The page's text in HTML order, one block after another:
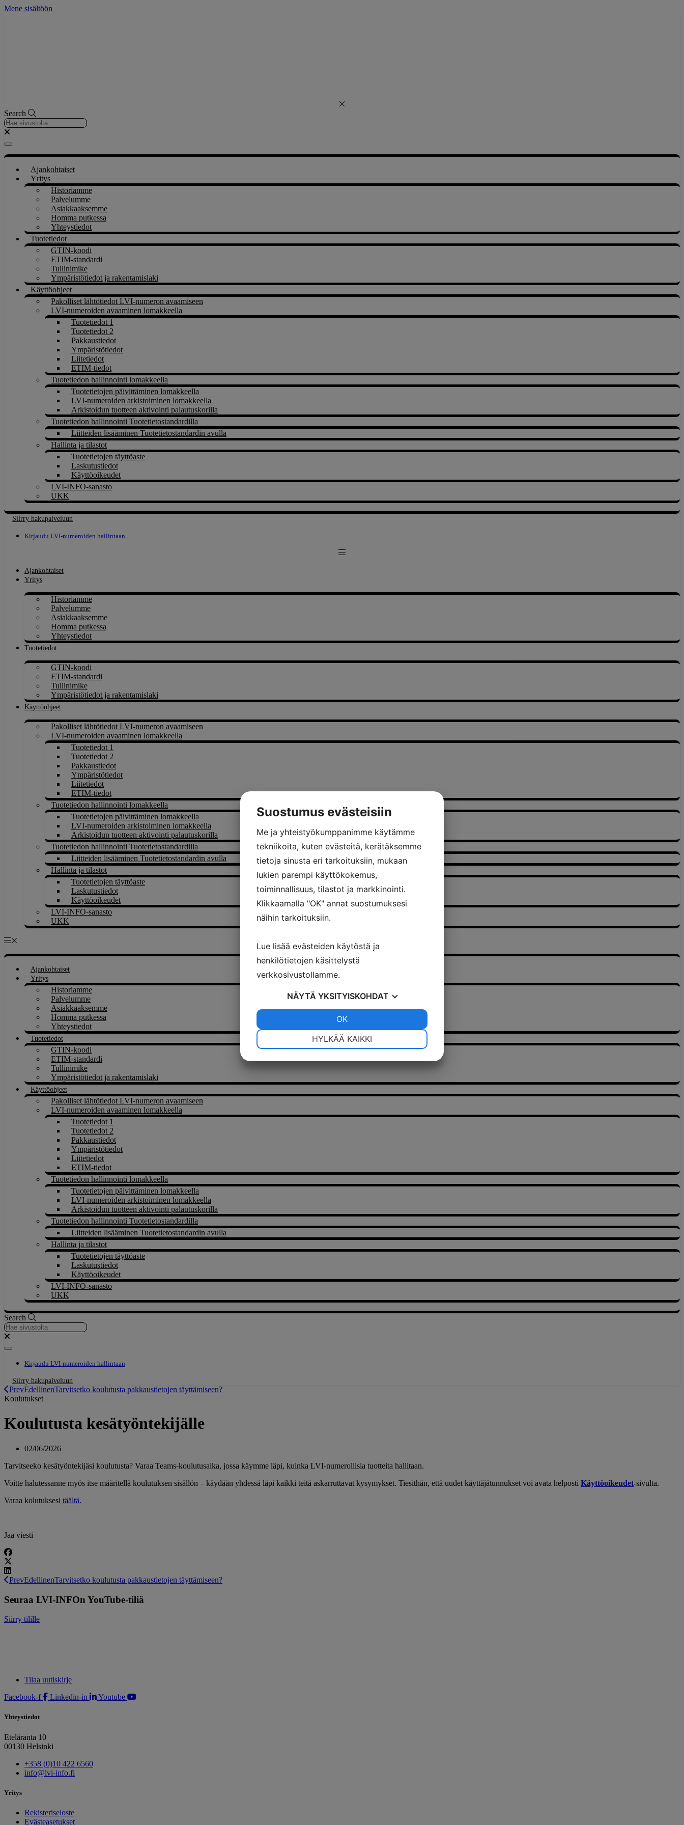
Mene sisältöön
Search
Ajankohtaiset
Yritys
Historiamme
Palvelumme
Asiakkaaksemme
Homma putkessa
Yhteystiedot
Tuotetiedot
GTIN-koodi
ETIM-standardi
Tullinimike
Ympäristötiedot ja rakentamislaki
Käyttöohjeet
Pakolliset lähtötiedot LVI-numeron avaamiseen
LVI-numeroiden avaaminen lomakkeella
Tuotetiedot 1
Tuotetiedot 2
Pakkaustiedot
Ympäristötiedot
Liitetiedot
ETIM-tiedot
Tuotetiedon hallinnointi lomakkeella
Tuotetietojen päivittäminen lomakkeella
LVI-numeroiden arkistoiminen lomakkeella
Arkistoidun tuotteen aktivointi palautuskorilla
Tuotetiedon hallinnointi Tuotetietostandardilla
Liitteiden lisääminen Tuotetietostandardin avulla
Hallinta ja tilastot
Tuotetietojen täyttöaste
Laskutustiedot
Käyttöoikeudet
LVI-INFO-sanasto
UKK
Siirry hakupalveluun
Kirjaudu LVI-numeroiden hallintaan
Ajankohtaiset
Yritys
Historiamme
Palvelumme
Asiakkaaksemme
Homma putkessa
Yhteystiedot
Tuotetiedot
GTIN-koodi
ETIM-standardi
Tullinimike
Ympäristötiedot ja rakentamislaki
Käyttöohjeet
Pakolliset lähtötiedot LVI-numeron avaamiseen
LVI-numeroiden avaaminen lomakkeella
Tuotetiedot 1
Tuotetiedot 2
Pakkaustiedot
Ympäristötiedot
Liitetiedot
ETIM-tiedot
Tuotetiedon hallinnointi lomakkeella
Tuotetietojen päivittäminen lomakkeella
LVI-numeroiden arkistoiminen lomakkeella
Arkistoidun tuotteen aktivointi palautuskorilla
Tuotetiedon hallinnointi Tuotetietostandardilla
Liitteiden lisääminen Tuotetietostandardin avulla
Hallinta ja tilastot
Tuotetietojen täyttöaste
Laskutustiedot
Käyttöoikeudet
LVI-INFO-sanasto
UKK
Ajankohtaiset
Yritys
Historiamme
Palvelumme
Asiakkaaksemme
Homma putkessa
Yhteystiedot
Tuotetiedot
GTIN-koodi
ETIM-standardi
Tullinimike
Ympäristötiedot ja rakentamislaki
Käyttöohjeet
Pakolliset lähtötiedot LVI-numeron avaamiseen
LVI-numeroiden avaaminen lomakkeella
Tuotetiedot 1
Tuotetiedot 2
Pakkaustiedot
Ympäristötiedot
Liitetiedot
ETIM-tiedot
Tuotetiedon hallinnointi lomakkeella
Tuotetietojen päivittäminen lomakkeella
LVI-numeroiden arkistoiminen lomakkeella
Arkistoidun tuotteen aktivointi palautuskorilla
Tuotetiedon hallinnointi Tuotetietostandardilla
Liitteiden lisääminen Tuotetietostandardin avulla
Hallinta ja tilastot
Tuotetietojen täyttöaste
Laskutustiedot
Käyttöoikeudet
LVI-INFO-sanasto
UKK
Search
Kirjaudu LVI-numeroiden hallintaan
Siirry hakupalveluun
PrevEdellinenTarvitsetko koulutusta pakkaustietojen täyttämiseen?
Koulutukset
Koulutusta kesätyöntekijälle
02/06/2026
Tarvitseeko kesätyöntekijäsi koulutusta? Varaa Teams-koulutusaika, jossa käymme läpi, kuinka LVI-numerollisia tuotteita hallitaan.
Voitte halutessanne myös itse määritellä koulutuksen sisällön – käydään yhdessä läpi kaikki teitä askarruttavat kysymykset. Tiesithän, että uudet käyttäjätunnukset voi avata helposti Käyttöoikeudet-sivulta.
Varaa kolutuksesi täältä.
Jaa viesti
PrevEdellinenTarvitsetko koulutusta pakkaustietojen täyttämiseen?
Seuraa LVI-INFOn YouTube-tiliä
Siirry tilille
Tilaa uutiskirje
Facebook-f
Linkedin-in Youtube
Yhteystiedot
Eteläranta 10
00130 Helsinki
+358 (0)10 422 6560
info@lvi-info.fi
Yritys
Rekisteriseloste
Evästeasetukset
Suostumus evästeisiin
Me ja yhteistyökumppanimme käytämme
tekniikoita, kuten evästeitä, kerätäksemme
tietoja sinusta eri tarkoituksiin, mukaan
lukien parempi käyttökokemus,
toiminnallisuus, tilastot ja markkinointi.
Klikkaamalla "OK" annat suostumuksesi
näihin tarkoituksiin.
Lue lisää evästeiden käytöstä ja
henkilötietojen käsittelystä
verkkosivustollamme.
NÄYTÄ YKSITYISKOHDAT
HYLKÄÄ KAIKKI
OK